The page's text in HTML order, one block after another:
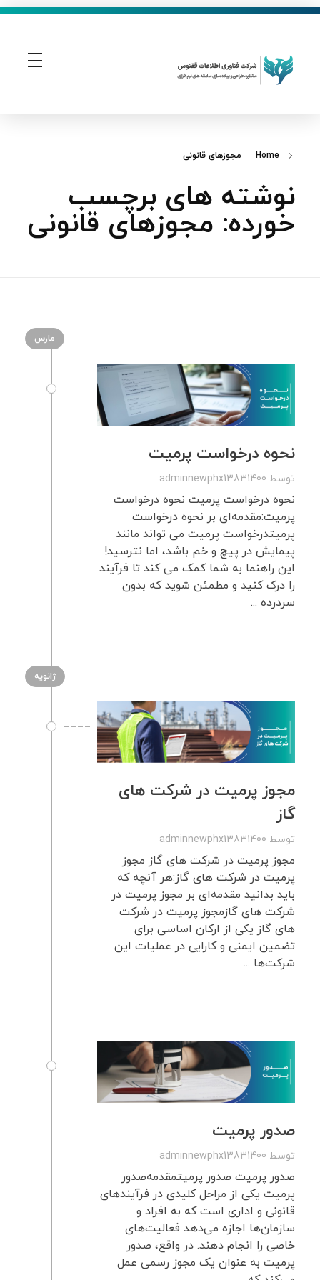
Home مجوزهای قانونی
نوشته های برچسب
خورده: مجوزهای قانونی
مارس
نحوه درخواست پرمیت
توسط adminnewphx13831400
نحوه درخواست پرمیت نحوه درخواست
پرمیت:مقدمه‌ای بر نحوه درخواست
پرمیتدرخواست پرمیت می تواند مانند
پیمایش در پیچ و خم باشد، اما نترسید!
این راهنما به شما کمک می کند تا فرآیند
را درک کنید و مطمئن شوید که بدون
سردرده ...
ژانویه
مجوز پرمیت در شرکت‌ های
گاز
توسط adminnewphx13831400
مجوز پرمیت در شرکت ‌های گاز مجوز
پرمیت در شرکت ‌های گاز:هر آنچه که
باید بدانید مقدمه‌ای بر مجوز پرمیت در
شرکت‌ های گازمجوز پرمیت در شرکت‌
های گاز یکی از ارکان اساسی برای
تضمین ایمنی و کارایی در عملیات این
شرکت‌ها ...
صدور پرمیت
توسط adminnewphx13831400
صدور پرمیت صدور پرمیتمقدمه‌صدور
پرمیت یکی از مراحل کلیدی در فرآیندهای
قانونی و اداری است که به افراد و
سازمان‌ها اجازه می‌دهد فعالیت‌های
خاصی را انجام دهند. در واقع، صدور
پرمیت به عنوان یک مجوز رسمی عمل